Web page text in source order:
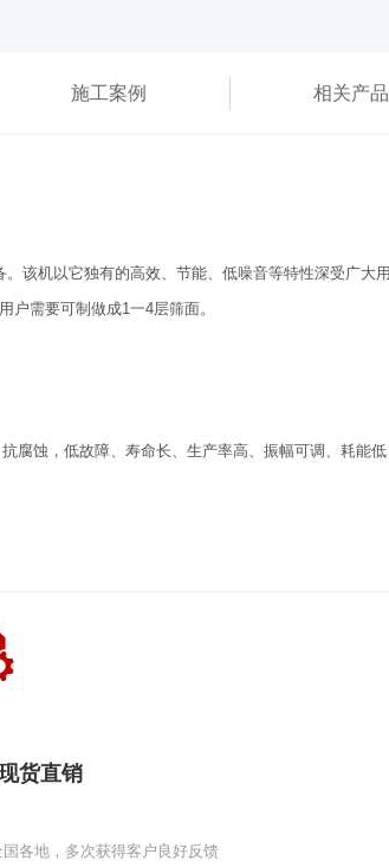
施工案例 相关产品
该机以它独有的高效、节能、低噪音等特性深受广大
户需要可制做成1一4层筛面。
蚀，低故障、寿命长、生产率高、振幅可调、耗能低
货直销
各地，多次获得客户良好反馈